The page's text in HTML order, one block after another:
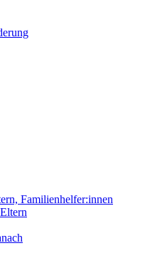
Familienhelfer:innen